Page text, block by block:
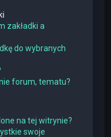
zakładki a
do wybranych
forum, tematu?
na tej witrynie?
swoje